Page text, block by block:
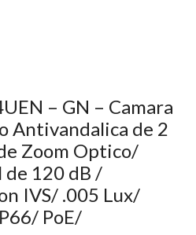
– GN – Camara
Antivandalica de 2
Zoom Optico/
de 120 dB /
IVS/ .005 Lux/
PoE/